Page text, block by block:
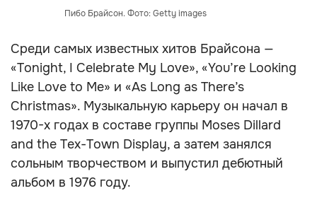
Пибо Брайсон. Фото: Getty images
Среди самых известных хитов Брайсона —
«Tonight, I Celebrate My Love», «You’re Looking
Like Love to Me» и «As Long as There’s
Christmas». Музыкальную карьеру он начал в
1970-х годах в составе группы Moses Dillard
and the Tex-Town Display, а затем занялся
сольным творчеством и выпустил дебютный
альбом в 1976 году.